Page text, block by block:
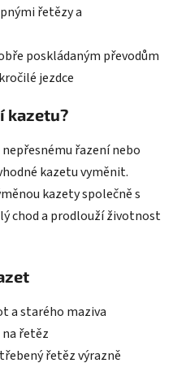
řetězy a
poskládaným převodům
jezdce
kazetu?
řazení nebo
kazetu vyměnit.
kazety společně s
chod a prodlouží životnost
a starého maziva
řetěz
řetěz výrazně